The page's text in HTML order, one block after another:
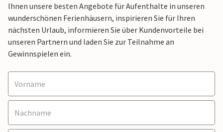
Ihnen unsere besten Angebote für Aufenthalte in unseren
wunderschönen Ferienhäusern, inspirieren Sie für Ihren
nächsten Urlaub, informieren Sie über Kundenvorteile bei
unseren Partnern und laden Sie zur Teilnahme an
Gewinnspielen ein.